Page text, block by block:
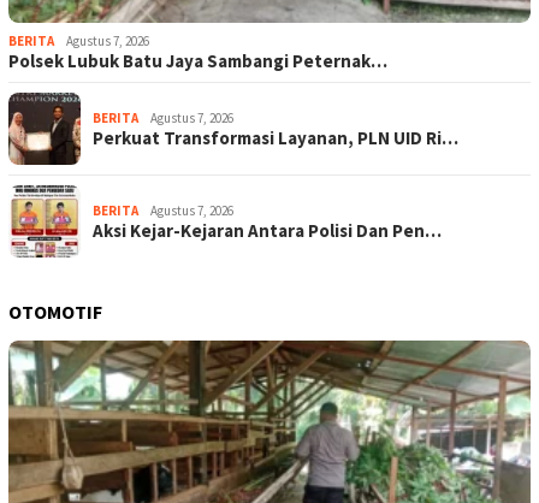
BERITA Agustus 7, 2026
Polsek Lubuk Batu Jaya Sambangi Peternak…
BERITA Agustus 7, 2026
Perkuat Transformasi Layanan, PLN UID Ri…
BERITA Agustus 7, 2026
Aksi Kejar-Kejaran Antara Polisi Dan Pen…
OTOMOTIF